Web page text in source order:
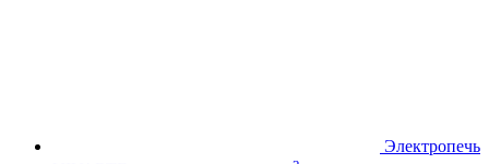
Электропечь